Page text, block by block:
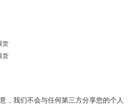
货
货
，我们不会与任何第三方分享您的个人